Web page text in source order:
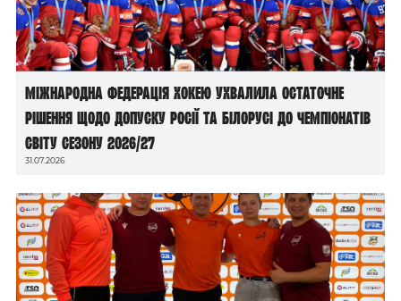
Міжнародна федерація хокею ухвалила остаточне
рішення щодо допуску росії та білорусі до чемпіонатів
світу сезону 2026/27
31.07.2026